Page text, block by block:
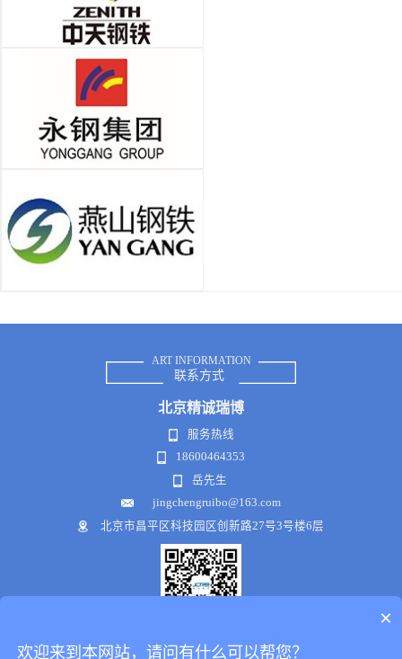
ART INFORMATION
联系方式
北京精诚瑞博
服务热线
18600464353
岳先生
jingchengruibo@163.com
北京市昌平区科技园区创新路27号3号楼6层
×
欢迎来到本网站，请问有什么可以帮您？